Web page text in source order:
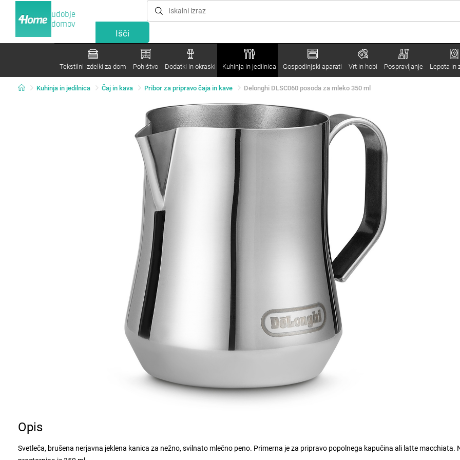
udobje
domov
Tekstilni izdelki za dom Pohištvo Dodatki in okraski Kuhinja in jedilnica Gospodinjski aparati Vrt in hobi Pospravljanje Lepota in
Kuhinja in jedilnica Čaj in kava Pribor za pripravo čaja in kave Delonghi DLSC060 posoda za mleko 350 ml
Opis
Svetleča, brušena nerjavna jeklena kanica za nežno, svilnato mlečno peno. Primerna je za pripravo popolnega kapučina ali latte macchiata.